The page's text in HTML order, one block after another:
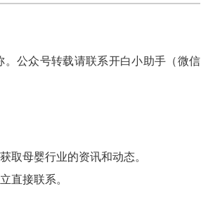
公众号转载请联系开白小助手（微信
取母婴行业的资讯和动态。
直接联系。